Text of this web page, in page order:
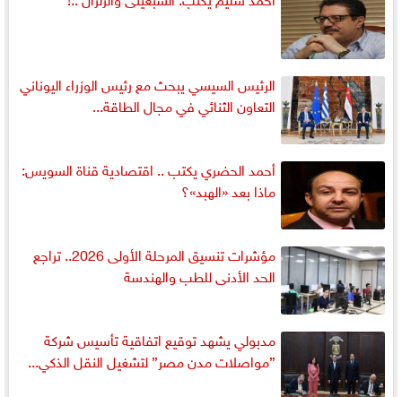
الرئيس السيسي يبحث مع رئيس الوزراء اليوناني
التعاون الثنائي في مجال الطاقة...
أحمد الحضري يكتب .. اقتصادية قناة السويس:
ماذا بعد «الهبد»؟
مؤشرات تنسيق المرحلة الأولى 2026.. تراجع
الحد الأدنى للطب والهندسة
مدبولي يشهد توقيع اتفاقية تأسيس شركة
”مواصلات مدن مصر” لتشغيل النقل الذكي...